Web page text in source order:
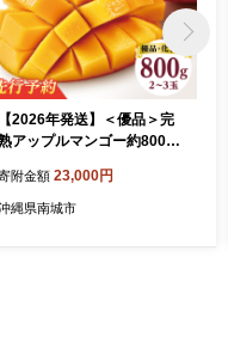
【2026年発送】＜優品＞完
アップルマンゴー約800g
ルマンゴー あっぷるまんご
マンゴー まんごー フルー
附金額 23,000円
縄県南城市